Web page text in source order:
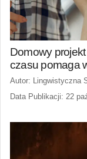
Domowy
czasu pomaga
Autor: Lingwistyczna
Data Publikacji: 22